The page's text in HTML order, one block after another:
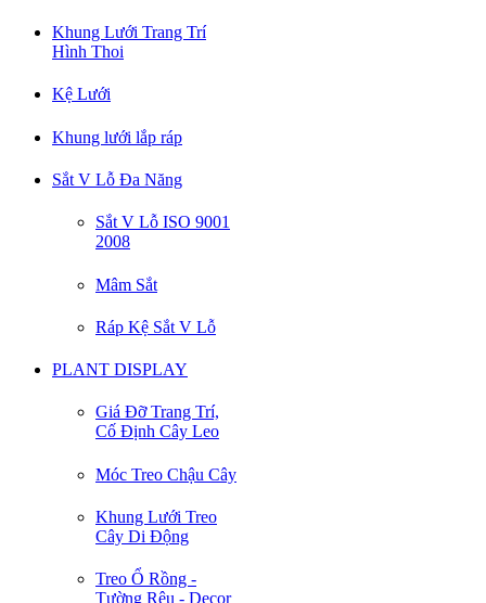
Khung Lưới Trang Trí
Hình Thoi
Kệ Lưới
Khung lưới lắp ráp
Sắt V Lỗ Đa Năng
Sắt V Lỗ ISO 9001
2008
Mâm Sắt
Ráp Kệ Sắt V Lỗ
PLANT DISPLAY
Giá Đỡ Trang Trí,
Cố Định Cây Leo
Móc Treo Chậu Cây
Khung Lưới Treo
Cây Di Động
Treo Ổ Rồng -
Tường Rêu - Decor